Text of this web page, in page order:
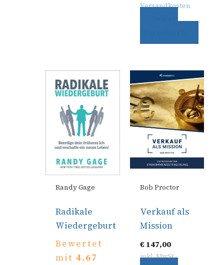
Versandkosten
Randy Gage
Radikale
Wiedergeburt
Bewertet
mit4.67
Bob Proctor
Verkauf als
Mission
€147,00
inkl. MwSt.